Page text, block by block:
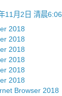
11月2日 清晨6:06
2018
2018
2018
2018
2018
2018
Browser 2018